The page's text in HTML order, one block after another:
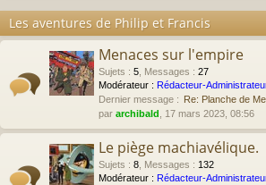
Les aventures de Philip et Francis
Menaces sur l'empire
Sujets : 5 Messages : 27
Modérateur : Rédacteur-
Dernier message : Re: Planche de
par archibald , 17 mars 2023, 08:56
Le piège machiavélique.
Sujets : 8 Messages : 132
Modérateur : Rédacteur-